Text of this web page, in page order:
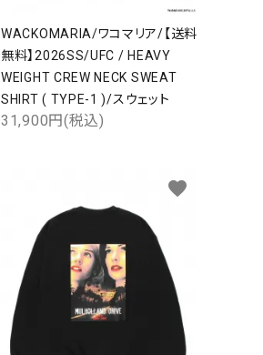
WACKOMARIA/ワコマリア/【送料
無料】2026SS/UFC / HEAVY
WEIGHT CREW NECK SWEAT
SHIRT ( TYPE-1 )/スウェット
31,900円(税込)
favorite